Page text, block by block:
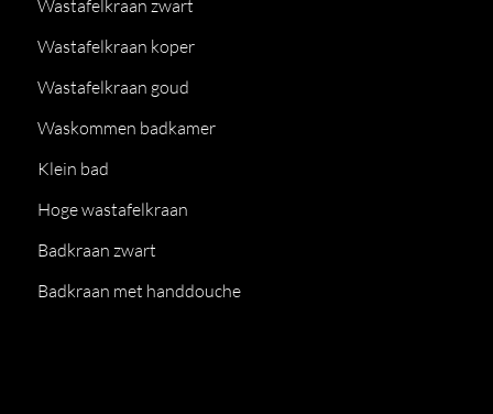
Wastafelkraan zwart
Wastafelkraan koper
Wastafelkraan goud
Waskommen badkamer
Klein bad
Hoge wastafelkraan
Badkraan zwart
Badkraan met handdouche